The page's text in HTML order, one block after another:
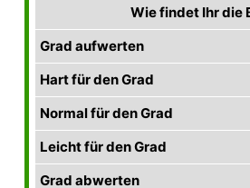
Wie findet Ihr die
Grad aufwerten
Hart für den Grad
Normal für den Grad
Leicht für den Grad
Grad abwerten